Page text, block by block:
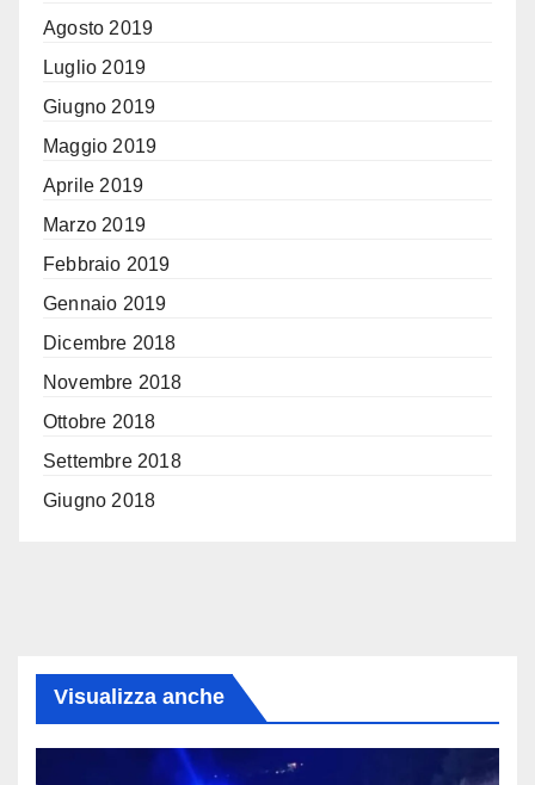
Agosto 2019
Luglio 2019
Giugno 2019
Maggio 2019
Aprile 2019
Marzo 2019
Febbraio 2019
Gennaio 2019
Dicembre 2018
Novembre 2018
Ottobre 2018
Settembre 2018
Giugno 2018
Visualizza anche